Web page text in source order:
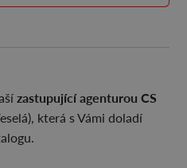
zastupující agenturou CS
která s Vámi doladí